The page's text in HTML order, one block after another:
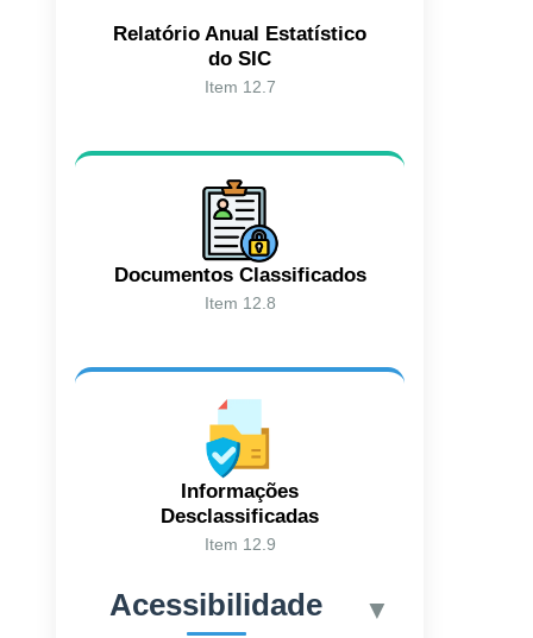
Relatório Anual Estatístico
do SIC
Item 12.7
Documentos Classificados
Item 12.8
Informações
Desclassificadas
Item 12.9
Acessibilidade ▼